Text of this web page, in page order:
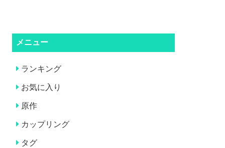
メニュー
ランキング
お気に入り
原作
カップリング
タグ